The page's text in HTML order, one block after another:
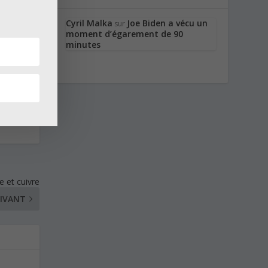
et cuivre
Cyril Malka sur Joe Biden a vécu un
moment d’égarement de 90
minutes